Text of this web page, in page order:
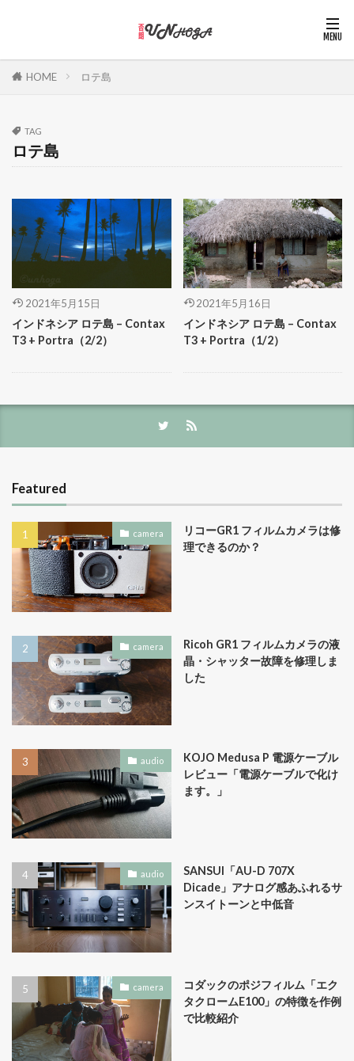
HOME ロテ島
TAG
ロテ島
2021年5月15日
インドネシア ロテ島 – Contax
T3 + Portra（2/2）
2021年5月16日
インドネシア ロテ島 – Contax
T3 + Portra（1/2）
Featured
camera
リコーGR1 フィルムカメラは修
理できるのか？
camera
Ricoh GR1 フィルムカメラの液
晶・シャッター故障を修理しま
した
audio
KOJO Medusa P 電源ケーブル
レビュー「電源ケーブルで化け
ます。」
audio
SANSUI「AU-D 707X
Dicade」アナログ感あふれるサ
ンスイトーンと中低音
camera
コダックのポジフィルム「エク
タクロームE100」の特徴を作例
で比較紹介